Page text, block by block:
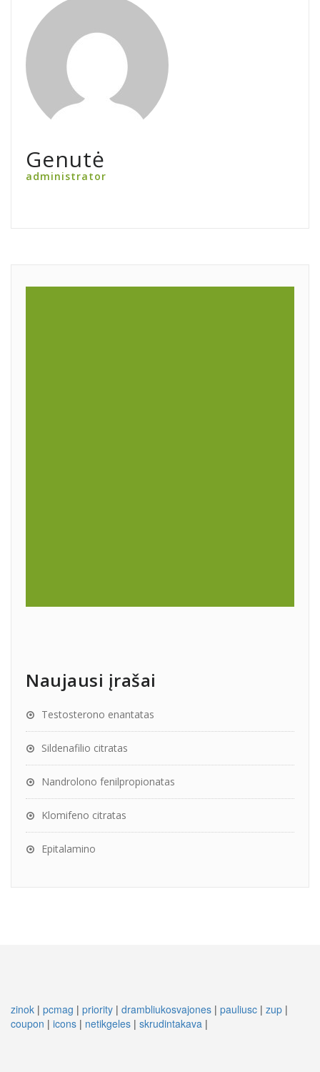
Genutė
administrator
Naujausi įrašai
Testosterono enantatas
Sildenafilio citratas
Nandrolono fenilpropionatas
Klomifeno citratas
Epitalamino
zinok | pcmag | priority | drambliukosvajones | pauliusc | zup |
coupon | icons | netikgeles | skrudintakava |